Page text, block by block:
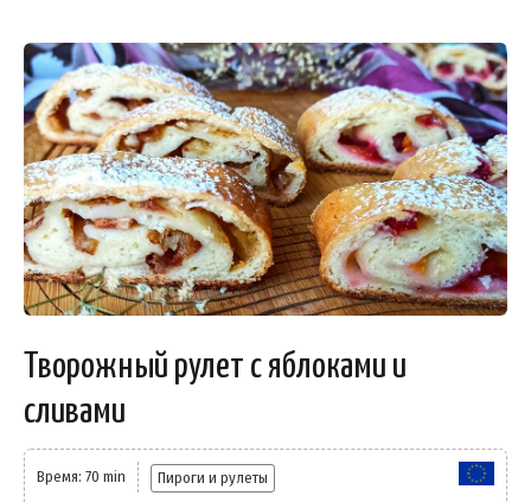
Творожный рулет с яблоками и
сливами
Время: 70 min Пироги и рулеты